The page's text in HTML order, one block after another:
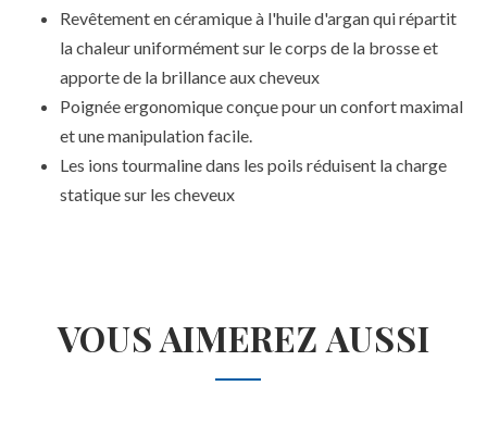
Revêtement en céramique à l'huile d'argan qui répartit
la chaleur uniformément sur le corps de la brosse et
apporte de la brillance aux cheveux
Poignée ergonomique conçue pour un confort maximal
et une manipulation facile.
Les ions tourmaline dans les poils réduisent la charge
statique sur les cheveux
VOUS AIMEREZ AUSSI